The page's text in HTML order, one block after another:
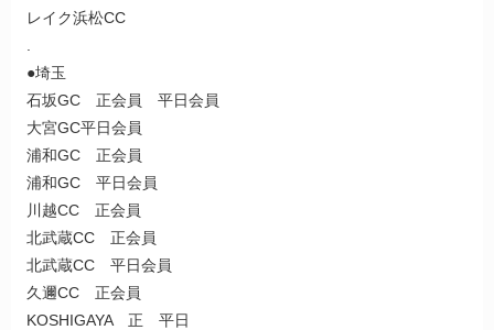
レイク浜松CC
●埼玉
石坂GC 正会員 平日会員
大宮GC平日会員
浦和GC 正会員
浦和GC 平日会員
川越CC 正会員
北武蔵CC 正会員
北武蔵CC 平日会員
久邇CC 正会員
KOSHIGAYA 正 平日